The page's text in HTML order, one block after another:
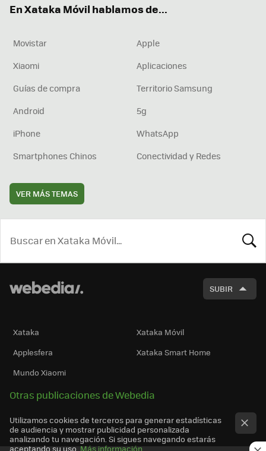
En Xataka Móvil hablamos de...
Movistar
Apple
Xiaomi
Aplicaciones
Guías de compra
Territorio Samsung
Android
5g
iPhone
WhatsApp
Smartphones Chinos
Conectividad y Redes
VER MÁS TEMAS
SUBIR
Xataka
Xataka Móvil
Applesfera
Xataka Smart Home
Mundo Xiaomi
Otras publicaciones de Webedia
Utilizamos cookies de terceros para generar estadísticas
de audiencia y mostrar publicidad personalizada
analizando tu navegación. Si sigues navegando estarás
aceptando su uso. Más información